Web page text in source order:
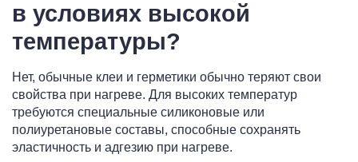
в условиях высокой
температуры?
Нет, обычные клеи и герметики обычно теряют свои
свойства при нагреве. Для высоких температур
требуются специальные силиконовые или
полиуретановые составы, способные сохранять
эластичность и адгезию при нагреве.